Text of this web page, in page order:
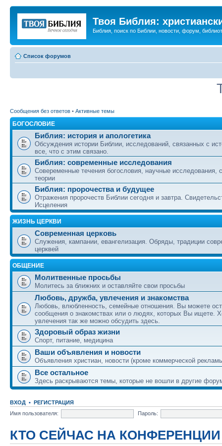
Твоя Библия:
Библия, поиск по Библии, новости, форум,
Список форумов
Сообщения без ответов • Активные темы
БОГОСЛОВИЕ
Библия: история и апологетика
Обсуждения истории Библии, исследований, связанных с
все, что с этим связано.
Библия: современные исследования
Совеременные течения богословия, научные исследования,
теории
Библия: пророчества и будущее
Отражения пророчеств Библии сегодня и завтра.
Исцеления
ЖИЗНЬ ЦЕРКВИ
Современная церковь
Служения, кампании, евангелизация. Обряды, традиции
церквей
ОБЩЕНИЕ
Молитвенные просьбы
Молитесь за ближних и оставляйте свои просьбы
Любовь, дружба, увлечения и знакомства
Любовь, влюбленность, семейные отношения. Вы можете
сообщения о знакомствах или о людях, которых Вы ищете.
увлечения так же можно обсудить здесь.
Здоровый образ жизни
Спорт, питание, медицина
Ваши объявления и новости
Объявления христиан, новости (кроме коммерческой
Все остальное
Здесь раскрываются темы, которые не вошли в другие
ВХОД • РЕГИСТРАЦИЯ
Имя пользователя:
Пароль:
КТО СЕЙЧАС НА КОНФЕРЕНЦИИ